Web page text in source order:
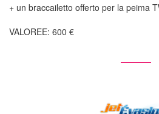
+ un braccailetto offerto per la peima
VALOREE: 600 €